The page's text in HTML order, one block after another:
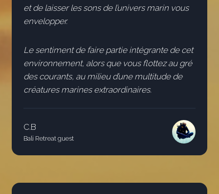
et de laisser les sons de l’univers marin vous
envelopper.
Le sentiment de faire partie intégrante de cet
environnement, alors que vous flottez au gré
des courants, au milieu d’une multitude de
créatures marines extraordinaires.
C.B
Bali Retreat guest